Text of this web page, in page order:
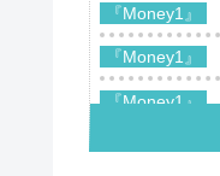
『Money1』
『Money1』
『Money1』